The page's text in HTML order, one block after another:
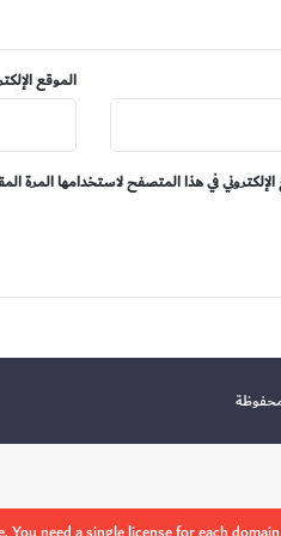
الموقع
في هذا المتصفح لاستخدامها المرة